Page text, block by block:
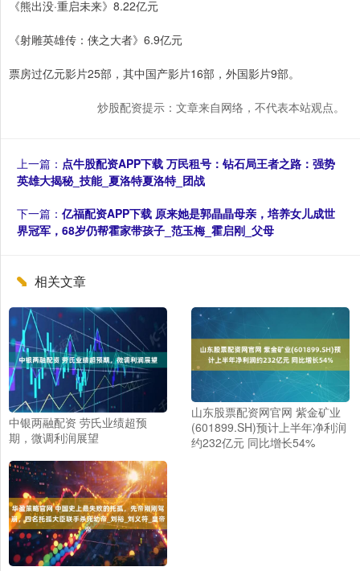
《熊出没·重启未来》8.22亿元
《射雕英雄传：侠之大者》6.9亿元
票房过亿元影片25部，其中国产影片16部，外国影片9部。
炒股配资提示：文章来自网络，不代表本站观点。
上一篇： 点牛股配资APP下载 万民租号：钻石局王者之路：强势
英雄大揭秘_技能_夏洛特夏洛特_团战
下一篇： 亿福配资APP下载 原来她是郭晶晶母亲，培养女儿成世
界冠军，68岁仍帮霍家带孩子_范玉梅_霍启刚_父母
相关文章
中银两融配资 劳氏业绩超预
期，微调利润展望
山东股票配资网官网 紫金矿业
(601899.SH)预计上半年净利润
约232亿元 同比增长54%